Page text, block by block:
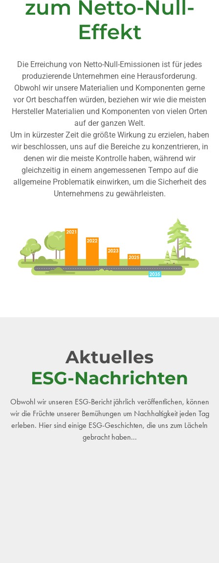
zum Netto-Null-
Effekt
Die Erreichung von Netto-Null-Emissionen ist für jedes
produzierende Unternehmen eine Herausforderung.
Obwohl wir unsere Materialien und Komponenten gerne
vor Ort beschaffen würden, beziehen wir wie die meisten
Hersteller Materialien und Komponenten von vielen Orten
auf der ganzen Welt.
Um in kürzester Zeit die größte Wirkung zu erzielen, haben
wir beschlossen, uns auf die Bereiche zu konzentrieren, in
denen wir die meiste Kontrolle haben, während wir
gleichzeitig in einem angemessenen Tempo auf die
allgemeine Problematik einwirken, um die Sicherheit des
Unternehmens zu gewährleisten.
Aktuelles
ESG-Nachrichten
Obwohl wir unseren ESG-Bericht jährlich veröffentlichen, können
wir die Früchte unserer Bemühungen um Nachhaltigkeit jeden Tag
erleben. Hier sind einige ESG-Geschichten, die uns zum Lächeln
gebracht haben...